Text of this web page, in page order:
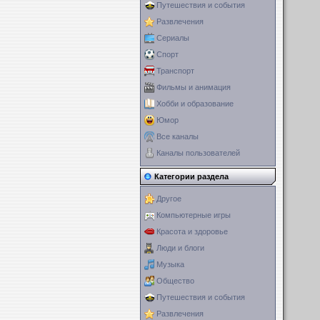
Путешествия и события
Развлечения
Сериалы
Спорт
Транспорт
Фильмы и анимация
Хобби и образование
Юмор
Все каналы
Каналы пользователей
Категории раздела
Другое
Компьютерные игры
Красота и здоровье
Люди и блоги
Музыка
Общество
Путешествия и события
Развлечения